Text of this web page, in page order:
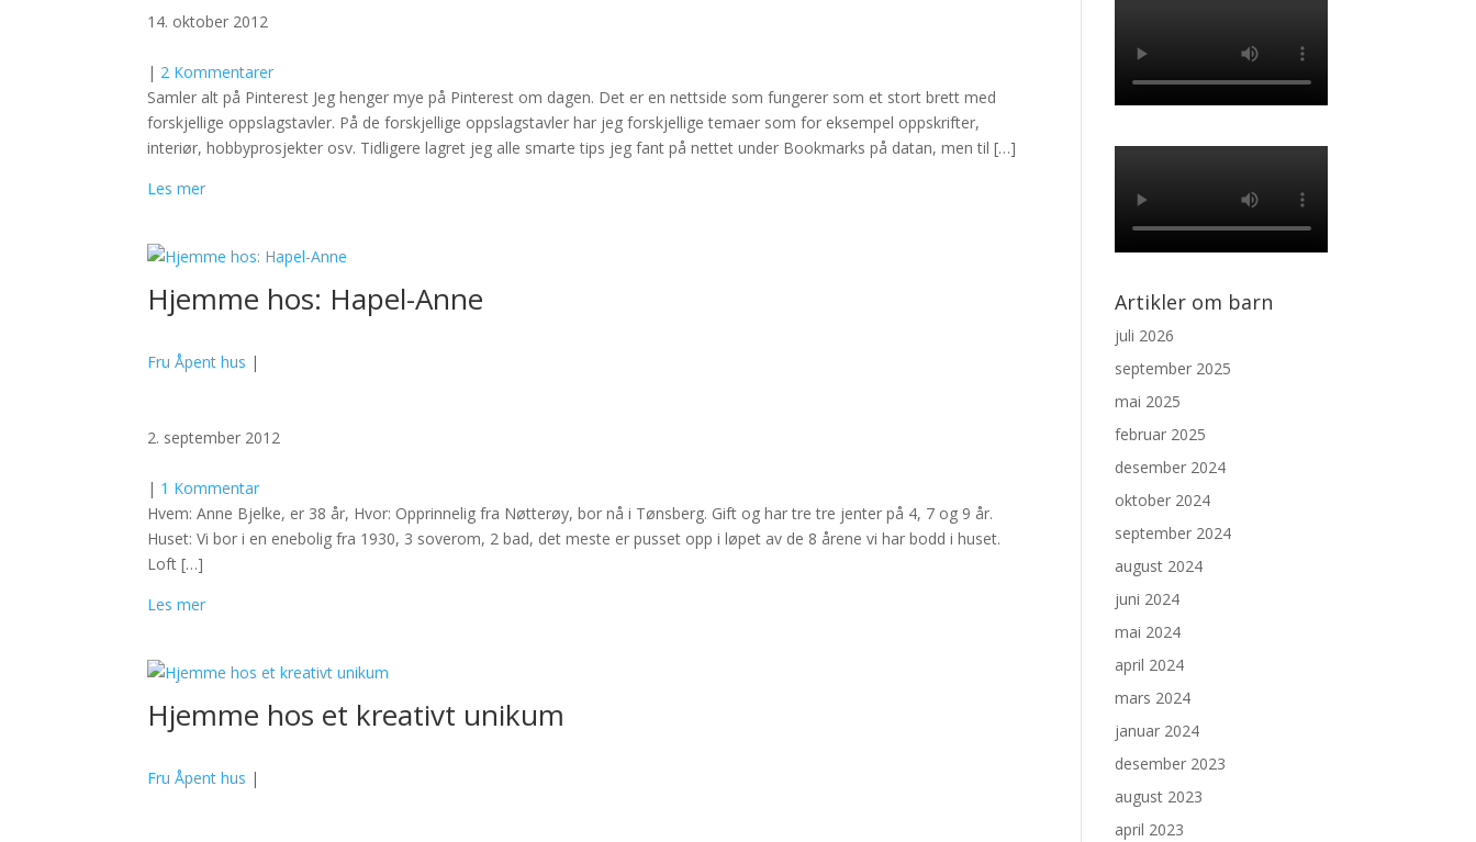
14. oktober 2012
| 2 Kommentarer
Samler alt på Pinterest Jeg henger mye på Pinterest om dagen. Det er en nettside som fungerer som et stort brett med
forskjellige oppslagstavler. På de forskjellige oppslagstavler har jeg forskjellige temaer som for eksempel oppskrifter,
interiør, hobbyprosjekter osv. Tidligere lagret jeg alle smarte tips jeg fant på nettet under Bookmarks på datan, men til […]
Les mer
Hjemme hos: Hapel-Anne
Fru Åpent hus |
2. september 2012
| 1 Kommentar
Hvem: Anne Bjelke, er 38 år, Hvor: Opprinnelig fra Nøtterøy, bor nå i Tønsberg. Gift og har tre tre jenter på 4, 7 og 9 år.
Huset: Vi bor i en enebolig fra 1930, 3 soverom, 2 bad, det meste er pusset opp i løpet av de 8 årene vi har bodd i huset.
Loft […]
Les mer
Hjemme hos et kreativt unikum
Fru Åpent hus |
Artikler om barn
juli 2026
september 2025
mai 2025
februar 2025
desember 2024
oktober 2024
september 2024
august 2024
juni 2024
mai 2024
april 2024
mars 2024
januar 2024
desember 2023
august 2023
april 2023